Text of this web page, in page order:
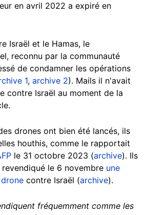
en avril 2022 a expiré en
Israël et le Hamas, le
reconnu par la communauté
de condamner les opérations
1, archive 2). Mails il n'avait
contre Israël au moment de la
drones ont bien été lancés, ils
houthis, comme le rapportait
le 31 octobre 2023 (archive). Ils
le 6 novembre une
contre Israël (archive).
fréquemment comme les